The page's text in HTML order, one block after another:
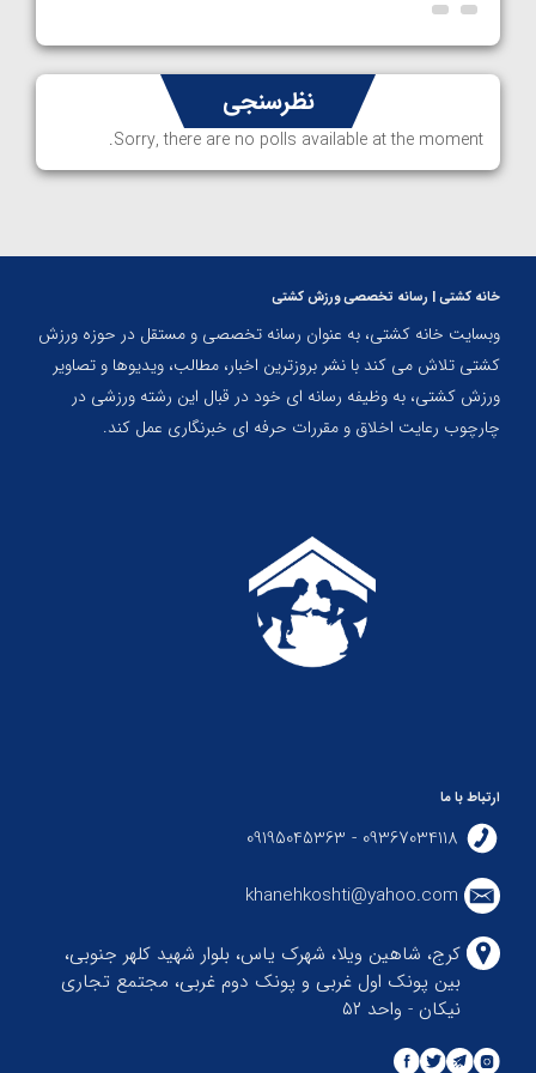
نظرسنجی
Sorry, there are no polls available at the moment.
خانه کشتی | رسانه تخصصی ورزش کشتی
وبسایت خانه کشتی، به عنوان رسانه تخصصی و مستقل در حوزه ورزش
کشتی تلاش می کند با نشر بروزترین اخبار، مطالب، ویدیوها و تصاویر
ورزش کشتی، به وظیفه رسانه ای خود در قبال این رشته ورزشی در
چارچوب رعایت اخلاق و مقررات حرفه ای خبرنگاری عمل کند.
ارتباط با ما
09367034118 - 09195045363
khanehkoshti@yahoo.com
کرج، شاهین ویلا، شهرک یاس، بلوار شهید کلهر جنوبی،
بین پونک اول غربی و پونک دوم غربی، مجتمع تجاری
نیکان - واحد ۵۲